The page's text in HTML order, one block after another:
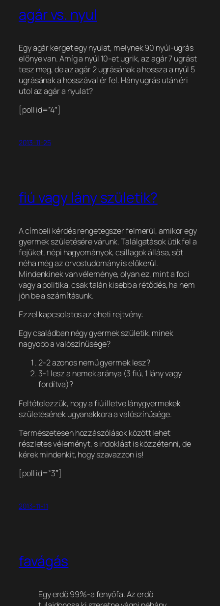
agár vs. nyul
Egy agár kerget egy nyulat, melynek 90 nyúl-ugrás
előnye van. Amíg a nyúl 10-et ugrik, az agár 7 ugrást
tesz meg, de az agár 2 ugrásának a hossza a nyúl 5
ugrásának a hosszával ér fel. Hány ugrás után éri
utol az agár a nyulat?
[poll id=”4″]
2013-11-25
fiú vagy lány születik?
A címbeli kérdés rengetegszer felmerül, amikor egy
gyermek születésére várunk. Találgatások ütik fel a
fejüket, népi hagyományok, csillagok állása, sőt
néha még az orvostudomány is előkerül.
Mindenkinek van véleménye, olyan ez, mint a foci
vagy a politika, csak talán kisebb a rétődés, ha nem
jön be a számításunk.
Ezzel kapcsolatos az eheti rejtvény:
Egy családban négy gyermek születik, minek
nagyobb a valószínűsége?
2-2 azonos nemű gyermek lesz?
3-1 lesz a nemek aránya (3 fiú, 1 lány vagy
fordítva)?
Feltételezzük, hogy a fiú illetve lánygyermekek
születésének ugyanakkora a valószínűsége.
Természetesen hozzászólások között lehet
részletes véleményt, s indoklást is közzétenni, de
kérek mindenkit, hogy szavazzon is!
[poll id=”3″]
2013-11-11
favágás
Egy erdő 99%-a fenyőfa. Az erdő